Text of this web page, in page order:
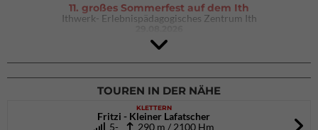
11. großes Sommerfest auf dem Ith
Ithwerk- Erlebnispädagogisches Zentrum Ith
4Blocs KIDS 2026
DAV Kletter- & Boulderzentrum München Süd (Thalkirchen)
26.09.2026
TOUREN IN DER NÄHE
KLETTERN
Fritzi - Kleiner Lafatscher
5- 290 m / 2100 Hm